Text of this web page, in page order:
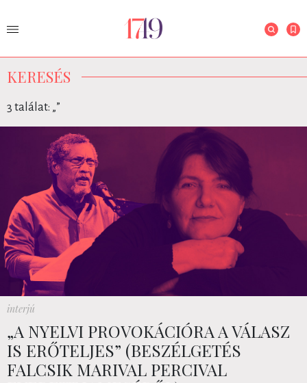
KERESÉS
3 találat: „”
interjú
„A NYELVI PROVOKÁCIÓRA A VÁLASZ
IS ERŐTELJES” (BESZÉLGETÉS
FALCSIK MARIVAL PERCIVAL